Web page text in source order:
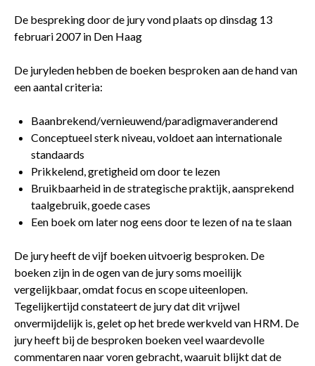
De bespreking door de jury vond plaats op dinsdag 13
februari 2007 in Den Haag
De juryleden hebben de boeken besproken aan de hand van
een aantal criteria:
Baanbrekend/vernieuwend/paradigmaveranderend
Conceptueel sterk niveau, voldoet aan internationale
standaards
Prikkelend, gretigheid om door te lezen
Bruikbaarheid in de strategische praktijk, aansprekend
taalgebruik, goede cases
Een boek om later nog eens door te lezen of na te slaan
De jury heeft de vijf boeken uitvoerig besproken. De
boeken zijn in de ogen van de jury soms moeilijk
vergelijkbaar, omdat focus en scope uiteenlopen.
Tegelijkertijd constateert de jury dat dit vrijwel
onvermijdelijk is, gelet op het brede werkveld van HRM. De
jury heeft bij de besproken boeken veel waardevolle
commentaren naar voren gebracht, waaruit blijkt dat de